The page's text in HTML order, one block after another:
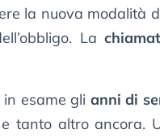
la nuova modalità
La
esame gli anni di
tanto altro ancora.